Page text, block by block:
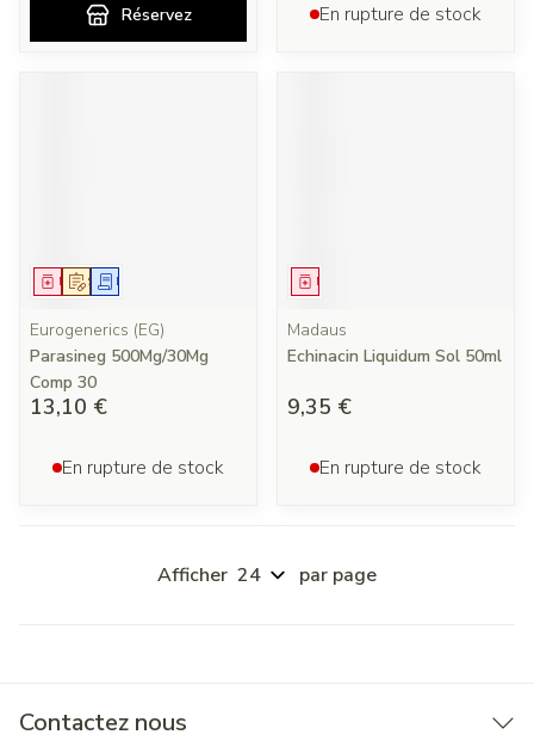
Réservez En rupture de stock
Sur prescription
MédicamentDemande écrite
Eurogenerics (EG)
Parasineg 500Mg/30Mg
Comp 30
13,10 €
En rupture de stock
Médicament
Madaus
Echinacin Liquidum Sol 50ml
9,35 €
En rupture de stock
Afficher par page
Contactez nous